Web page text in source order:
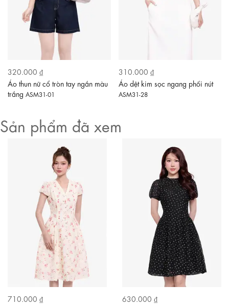
320.000 ₫
Áo thun nữ cổ tròn tay ngắn màu
trắng ASM31-01
310.000 ₫
Áo dệt kim sọc ngang phối nút
ASM31-28
Sản phẩm đã xem
710.000 ₫
630.000 ₫